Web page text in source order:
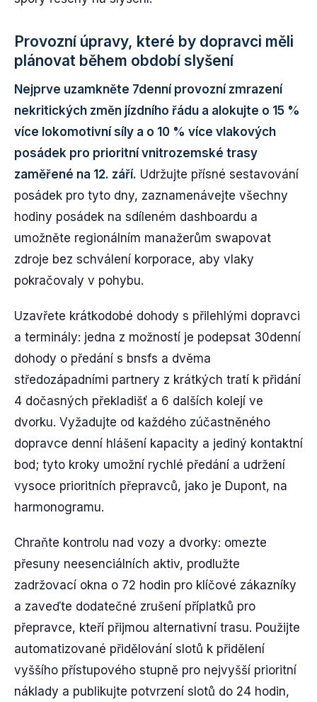
Provozní úpravy, které by dopravci měli
plánovat během období slyšení
Nejprve uzamkněte 7denní provozní zmrazení
nekritických změn jízdního řádu a alokujte o 15 %
více lokomotivní síly a o 10 % více vlakových
posádek pro prioritní vnitrozemské trasy
zaměřené na 12. září. Udržujte přísné sestavování
posádek pro tyto dny, zaznamenávejte všechny
hodiny posádek na sdíleném dashboardu a
umožněte regionálním manažerům swapovat
zdroje bez schválení korporace, aby vlaky
pokračovaly v pohybu.
Uzavřete krátkodobé dohody s přilehlými dopravci
a terminály: jedna z možností je podepsat 30denní
dohody o předání s bnsfs a dvěma
středozápadními partnery z krátkých tratí k přidání
4 dočasných překladišť a 6 dalších kolejí ve
dvorku. Vyžadujte od každého zúčastněného
dopravce denní hlášení kapacity a jediný kontaktní
bod; tyto kroky umožní rychlé předání a udržení
vysoce prioritních přepravců, jako je Dupont, na
harmonogramu.
Chraňte kontrolu nad vozy a dvorky: omezte
přesuny neesenciálních aktiv, prodlužte
zadržovací okna o 72 hodin pro klíčové zákazníky
a zaveďte dodatečné zrušení příplatků pro
přepravce, kteří přijmou alternativní trasu. Použijte
automatizované přidělování slotů k přidělení
vyššího přístupového stupně pro nejvyšší prioritní
náklady a publikujte potvrzení slotů do 24 hodin,